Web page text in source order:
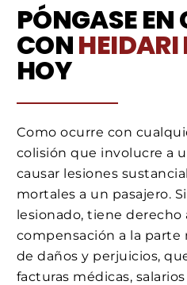
PÓNGASE
CONHEIDARI
HOY
Como ocurre con
colisión que involucre a
causar lesiones
mortales a un pasajero.
lesionado, tiene derecho
compensación a la
de daños y perjuicios,
facturas médicas,